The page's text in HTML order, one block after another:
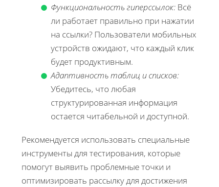
Функциональность гиперссылок: Всё
ли работает правильно при нажатии
на ссылки? Пользователи мобильных
устройств ожидают, что каждый клик
будет продуктивным.
Адаптивность таблиц и списков:
Убедитесь, что любая
структурированная информация
остается читабельной и доступной.
Рекомендуется использовать специальные
инструменты для тестирования, которые
помогут выявить проблемные точки и
оптимизировать рассылку для достижения